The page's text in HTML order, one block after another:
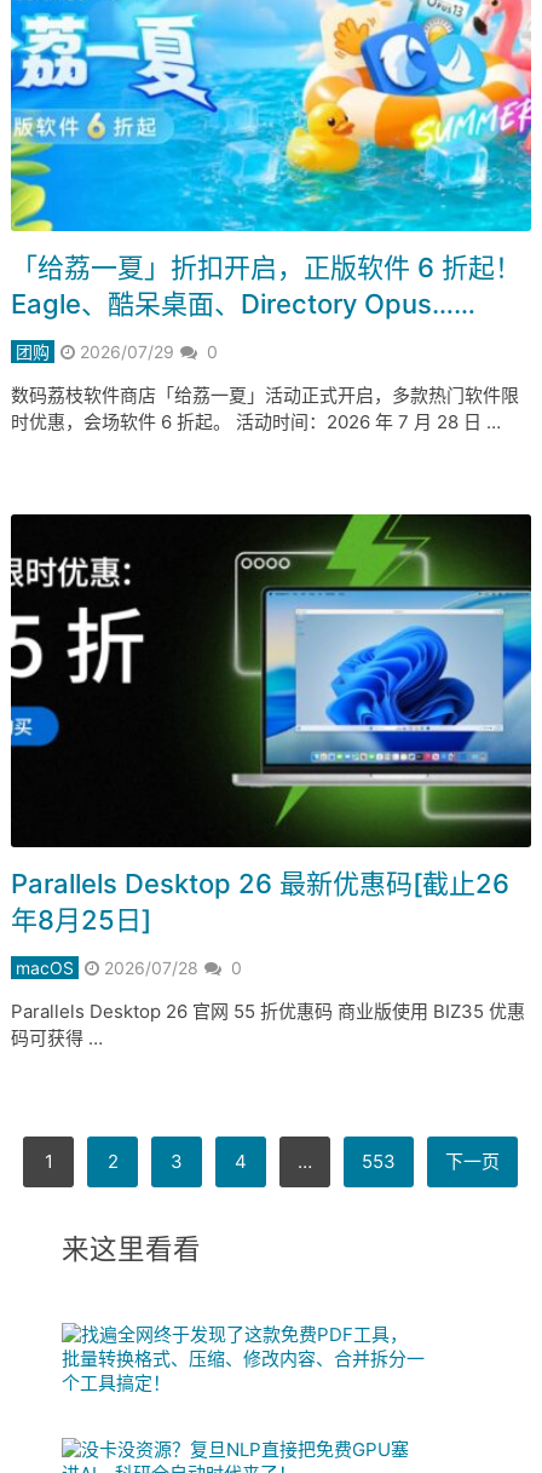
「给荔一夏」折扣开启，正版软件 6 折起！
Eagle、酷呆桌面、Directory Opus……
团购 2026/07/29 0
数码荔枝软件商店「给荔一夏」活动正式开启，多款热门软件限
时优惠，会场软件 6 折起。 活动时间：2026 年 7 月 28 日 …
Parallels Desktop 26 最新优惠码[截止26
年8月25日]
macOS 2026/07/28 0
Parallels Desktop 26 官网 55 折优惠码 商业版使用 BIZ35 优惠
码可获得 …
文
1 2 3 4 … 553 下一页
来这里看看